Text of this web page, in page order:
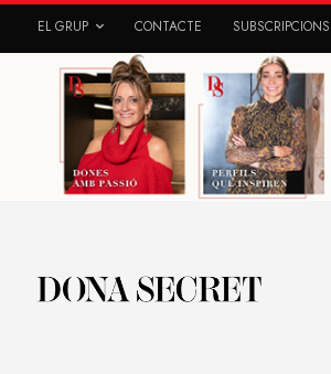
EL GRUP CONTACTE SUBSCRIPCIONS